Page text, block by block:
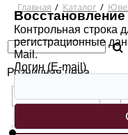
Главная / Каталог /
Розничная цена
149.73
Контрольная строка
регистрационные
Mail.
Логин (E-mail)